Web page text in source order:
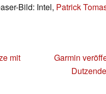
Bild: Intel, Patrick
mit
Garmin